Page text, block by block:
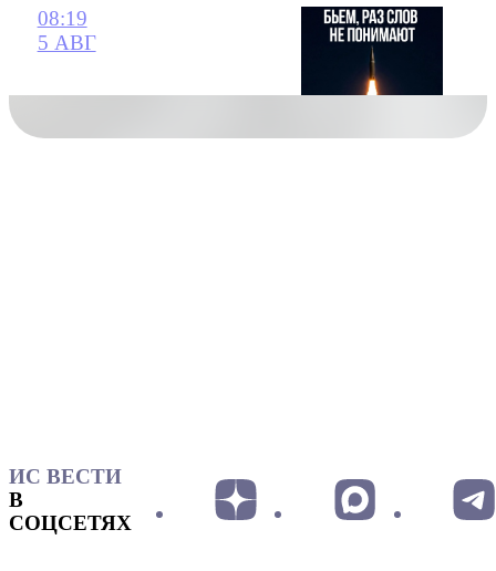
08:19
5 АВГ
ИС ВЕСТИ
В
СОЦСЕТЯХ